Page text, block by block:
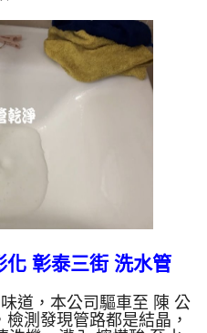
越洗就越多，四個多小時
開也乾淨了。 如是自來
鏽跟泥沙堆積，洗出來的
有氧化錳，管壁上會結成
石油一樣黑，有些洗出綠
為裡面有...
彰泰三街 洗水管
道，本公司驅車至 陳 公
測發現管路都是結晶，